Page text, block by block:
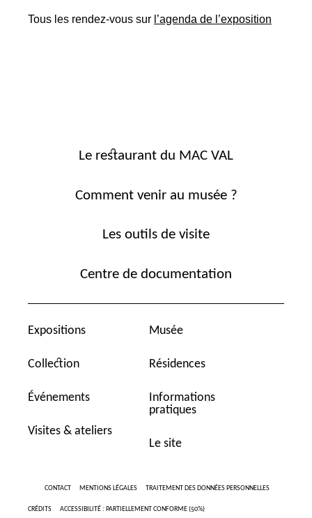
Tous les rendez-vous sur l’agenda de l’exposition
Le restaurant du MAC VAL
Comment venir au musée ?
Les outils de visite
Centre de documentation
Expositions
Collection
Événements
Visites & ateliers
Musée
Résidences
Informations
pratiques
Le site
CONTACT MENTIONS LÉGALES TRAITEMENT DES DONNÉES PERSONNELLES
CRÉDITS ACCESSIBILITÉ : PARTIELLEMENT CONFORME (50%)